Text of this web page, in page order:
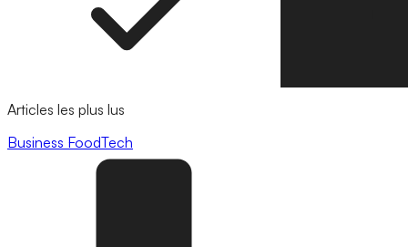
Articles les plus lus
Business FoodTech